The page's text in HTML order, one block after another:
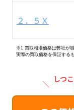
２．５Ｘ
※1 買取相場価格は弊社が
実際の買取価格を保証する
＼ しつ